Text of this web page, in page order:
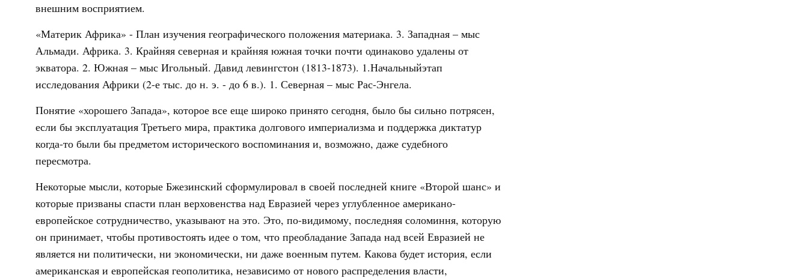
внешним восприятием.
«Материк Африка» - План изучения географического положения материака. 3. Западная – мыс
Альмади. Африка. 3. Крайняя северная и крайняя южная точки почти одинаково удалены от
экватора. 2. Южная – мыс Игольный. Давид левингстон (1813-1873). 1.Начальныйэтап
исследования Африки (2-е тыс. до н. э. - до 6 в.). 1. Северная – мыс Рас-Энгела.
Понятие «хорошего Запада», которое все еще широко принято сегодня, было бы сильно потрясен,
если бы эксплуатация Третьего мира, практика долгового империализма и поддержка диктатур
когда-то были бы предметом исторического воспоминания и, возможно, даже судебного
пересмотра.
Некоторые мысли, которые Бжезинский сформулировал в своей последней книге «Второй шанс» и
которые призваны спасти план верховенства над Евразией через углубленное американо-
европейское сотрудничество, указывают на это. Это, по-видимому, последняя соломиння, которую
он принимает, чтобы противостоять идее о том, что преобладание Запада над всей Евразией не
является ни политически, ни экономически, ни даже военным путем. Какова будет история, если
американская и европейская геополитика, независимо от нового распределения власти,